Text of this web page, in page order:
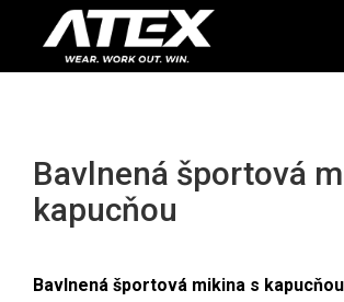
Bavlnená športová
kapucňou
Bavlnená športová mikina s kapucňou